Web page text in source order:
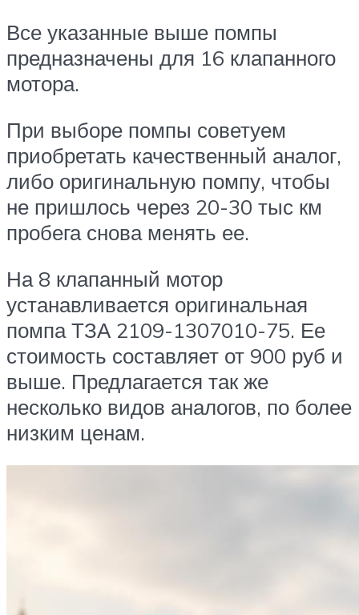
Все указанные выше помпы
предназначены для 16 клапанного
мотора.
При выборе помпы советуем
приобретать качественный аналог,
либо оригинальную помпу, чтобы
не пришлось через 20-30 тыс км
пробега снова менять ее.
На 8 клапанный мотор
устанавливается оригинальная
помпа ТЗА 2109-1307010-75. Ее
стоимость составляет от 900 руб и
выше. Предлагается так же
несколько видов аналогов, по более
низким ценам.